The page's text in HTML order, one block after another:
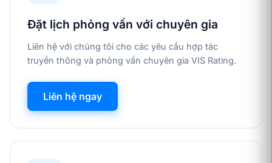
Đặt lịch phỏng vấn với chuyên gia
Liên hệ với chúng tôi cho các yêu cầu hợp tác
truyền thông và phỏng vấn chuyên gia VIS Rating.
Liên hệ ngay